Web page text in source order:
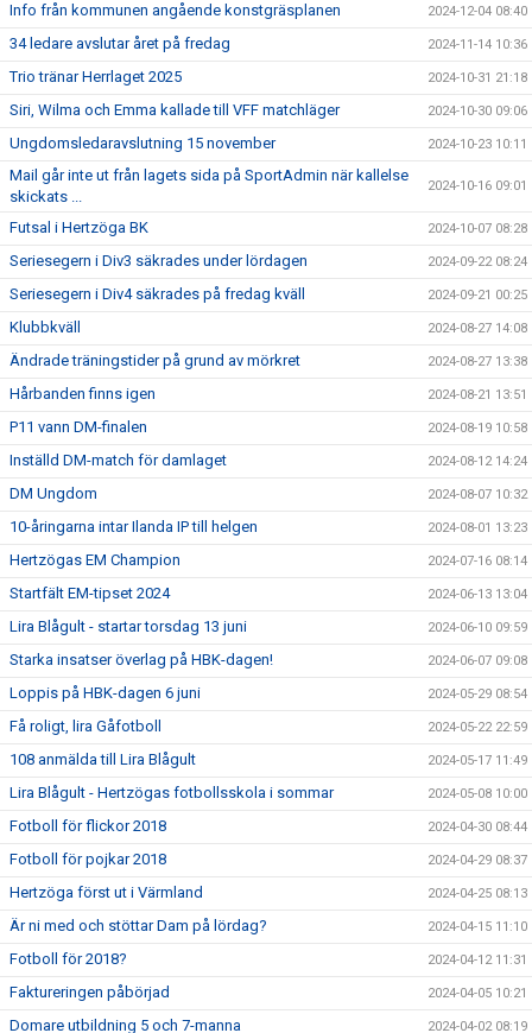
Info från kommunen angående konstgräsplanen 2024-12-04 08:40
34 ledare avslutar året på fredag 2024-11-14 10:36
Trio tränar Herrlaget 2025 2024-10-31 21:18
Siri, Wilma och Emma kallade till VFF matchläger 2024-10-30 09:06
Ungdomsledaravslutning 15 november 2024-10-23 10:11
Mail går inte ut från lagets sida på SportAdmin när kallelse
skickats ...
2024-10-16 09:01
Futsal i Hertzöga BK 2024-10-07 08:28
Seriesegern i Div3 säkrades under lördagen 2024-09-22 08:24
Seriesegern i Div4 säkrades på fredag kväll 2024-09-21 00:25
Klubbkväll 2024-08-27 14:08
Ändrade träningstider på grund av mörkret 2024-08-27 13:38
Hårbanden finns igen 2024-08-21 13:51
P11 vann DM-finalen 2024-08-19 10:58
Inställd DM-match för damlaget 2024-08-12 14:24
DM Ungdom 2024-08-07 10:32
10-åringarna intar Ilanda IP till helgen 2024-08-01 13:23
Hertzögas EM Champion 2024-07-16 08:14
Startfält EM-tipset 2024 2024-06-13 13:04
Lira Blågult - startar torsdag 13 juni 2024-06-10 09:59
Starka insatser överlag på HBK-dagen! 2024-06-07 09:08
Loppis på HBK-dagen 6 juni 2024-05-29 08:54
Få roligt, lira Gåfotboll 2024-05-22 22:59
108 anmälda till Lira Blågult 2024-05-17 11:49
Lira Blågult - Hertzögas fotbollsskola i sommar 2024-05-08 10:00
Fotboll för flickor 2018 2024-04-30 08:44
Fotboll för pojkar 2018 2024-04-29 08:37
Hertzöga först ut i Värmland 2024-04-25 08:13
Är ni med och stöttar Dam på lördag? 2024-04-15 11:10
Fotboll för 2018? 2024-04-12 11:31
Faktureringen påbörjad 2024-04-05 10:21
Domare utbildning 5 och 7-manna 2024-04-02 08:19